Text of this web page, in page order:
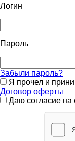
Логин
Пароль
Забыли пароль?
Я прочел и
Договор оферты
Даю согласие на